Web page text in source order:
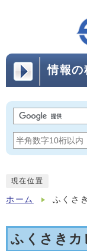
情報の
現在位置
ホーム ふくさ
ふくさきカ